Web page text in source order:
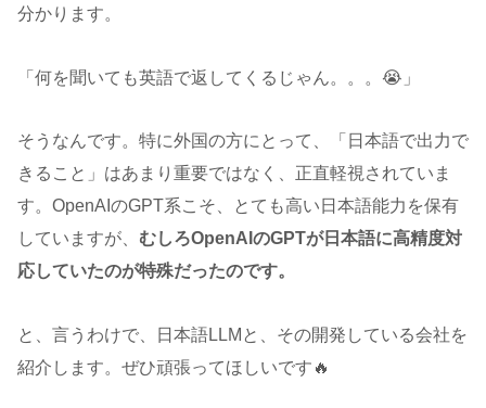
分かります。
「何を聞いても英語で返してくるじゃん。。。😭」
そうなんです。特に外国の方にとって、「日本語で出力で
きること」はあまり重要ではなく、正直軽視されていま
す。OpenAIのGPT系こそ、とても高い日本語能力を保有
していますが、 むしろOpenAIのGPTが日本語に高精度対
応していたのが特殊だったのです。
と、言うわけで、日本語LLMと、その開発している会社を
紹介します。ぜひ頑張ってほしいです🔥